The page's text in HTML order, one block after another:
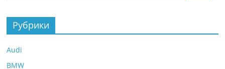
Рубрики
Audi
BMW